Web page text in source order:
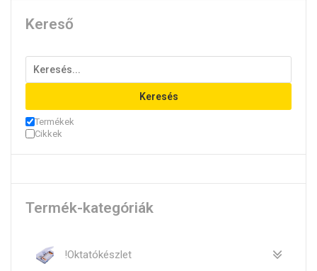
Kereső
Keresés
Termékek
Cikkek
Termék-kategóriák
!Oktatókészlet